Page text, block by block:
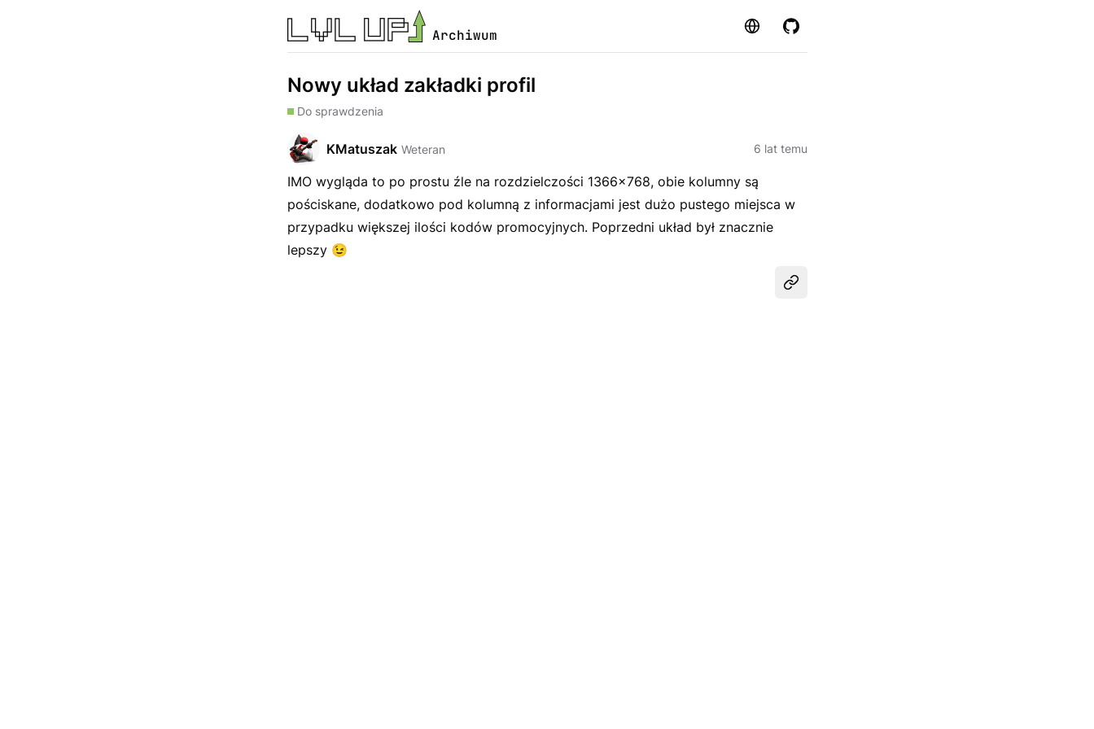
Archiwum Strona GitHub
Nowy układ zakładki profil
Do sprawdzenia
KMatuszak Weteran 6 lat temu
IMO wygląda to po prostu źle na rozdzielczości 1366x768, obie kolumny są
pościskane, dodatkowo pod kolumną z informacjami jest dużo pustego miejsca w
przypadku większej ilości kodów promocyjnych. Poprzedni układ był znacznie
lepszy 😉
Udostępnij